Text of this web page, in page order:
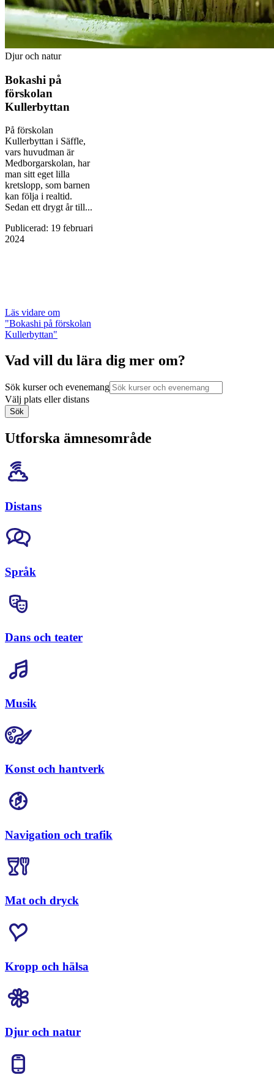
Djur och natur
Bokashi på
förskolan
Kullerbyttan
På förskolan
Kullerbyttan i Säffle,
vars huvudman är
Medborgarskolan, har
man sitt eget lilla
kretslopp, som barnen
kan följa i realtid.
Sedan ett drygt år till...
Publicerad: 19 februari
2024
Läs vidare om
"Bokashi på förskolan
Kullerbyttan"
Vad vill du lära dig mer om?
Sök kurser och evenemang
Välj plats eller distans
Sök
Utforska ämnesområde
Distans
Språk
Dans och teater
Musik
Konst och hantverk
Navigation och trafik
Mat och dryck
Kropp och hälsa
Djur och natur